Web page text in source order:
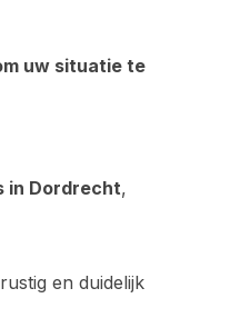
uw situatie te
in Dordrecht,
en duidelijk